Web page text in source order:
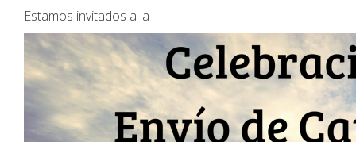
Estamos invitados a la